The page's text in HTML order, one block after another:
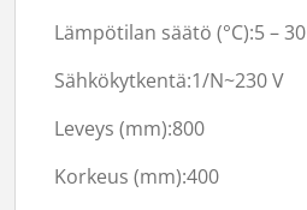
Lämpötilan säätö (°C):5 – 30
Sähkökytkentä:1/N~230 V
Leveys (mm):800
Korkeus (mm):400